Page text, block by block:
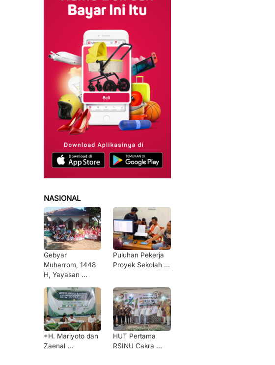
NASIONAL
Gebyar
Muharrom, 1448
H, Yayasan ...
Puluhan Pekerja
Proyek Sekolah ...
*H. Mariyoto dan
Zaenal ...
HUT Pertama
RSINU Cakra ...